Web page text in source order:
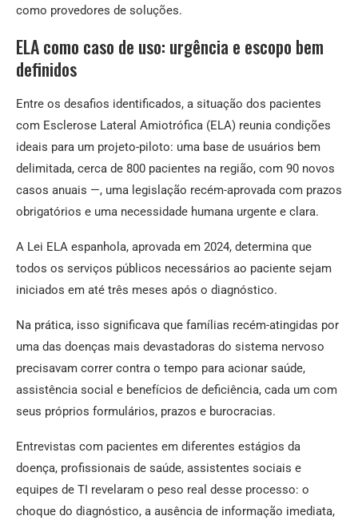
como provedores de soluções.
ELA como caso de uso: urgência e escopo bem
definidos
Entre os desafios identificados, a situação dos pacientes
com Esclerose Lateral Amiotrófica (ELA) reunia condições
ideais para um projeto-piloto: uma base de usuários bem
delimitada, cerca de 800 pacientes na região, com 90 novos
casos anuais —, uma legislação recém-aprovada com prazos
obrigatórios e uma necessidade humana urgente e clara.
A Lei ELA espanhola, aprovada em 2024, determina que
todos os serviços públicos necessários ao paciente sejam
iniciados em até três meses após o diagnóstico.
Na prática, isso significava que famílias recém-atingidas por
uma das doenças mais devastadoras do sistema nervoso
precisavam correr contra o tempo para acionar saúde,
assistência social e benefícios de deficiência, cada um com
seus próprios formulários, prazos e burocracias.
Entrevistas com pacientes em diferentes estágios da
doença, profissionais de saúde, assistentes sociais e
equipes de TI revelaram o peso real desse processo: o
choque do diagnóstico, a ausência de informação imediata,